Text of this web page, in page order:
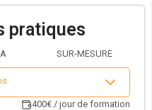
méthode réplicable, des outils
l’intégration de l’IA dans vos
pratiques
SUR-MESURE
400€ / jour de formation